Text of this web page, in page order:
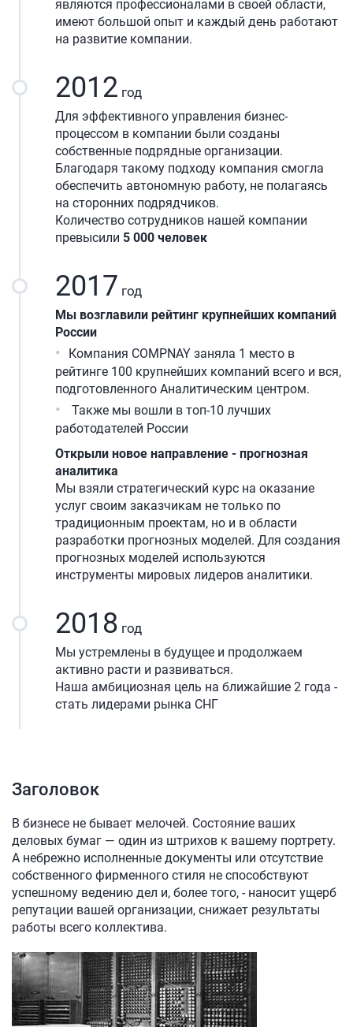
являются профессионалами в своей области,
имеют большой опыт и каждый день работают
на развитие компании.
2012 год
Для эффективного управления бизнес-
процессом в компании были созданы
собственные подрядные организации.
Благодаря такому подходу компания смогла
обеспечить автономную работу, не полагаясь
на сторонних подрядчиков.
Количество сотрудников нашей компании
превысили 5 000 человек
2017 год
Мы возглавили рейтинг крупнейших компаний
России
Компания COMPNAY заняла 1 место в
рейтинге 100 крупнейших компаний всего и вся,
подготовленного Аналитическим центром.
Также мы вошли в топ-10 лучших
работодателей России
Открыли новое направление - прогнозная
аналитика
Мы взяли стратегический курс на оказание
услуг своим заказчикам не только по
традиционным проектам, но и в области
разработки прогнозных моделей. Для создания
прогнозных моделей используются
инструменты мировых лидеров аналитики.
2018 год
Мы устремлены в будущее и продолжаем
активно расти и развиваться.
Наша амбициозная цель на ближайшие 2 года -
стать лидерами рынка СНГ
Заголовок
В бизнесе не бывает мелочей. Состояние ваших
деловых бумаг — один из штрихов к вашему портрету.
А небрежно исполненные документы или отсутствие
собственного фирменного стиля не способствуют
успешному ведению дел и, более того, - наносит ущерб
репутации вашей организации, снижает результаты
работы всего коллектива.